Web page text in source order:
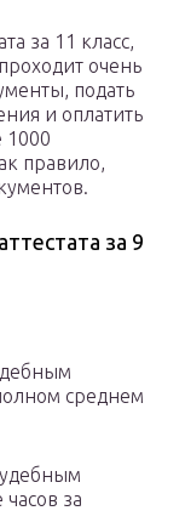
за 11 класс,
очень
подать
и оплатить
1000
правило,
за 9
среднем
за